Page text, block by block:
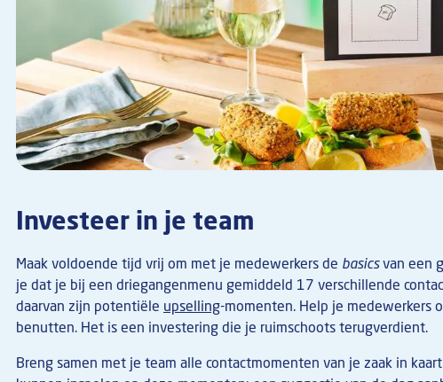
Investeer in je team
Maak voldoende tijd vrij om met je medewerkers de basicsvan een
je dat je bij een driegangenmenu gemiddeld 17 verschillende
daarvan zijn potentiële upselling-momenten. Help je medewerkers
benutten. Het is een investering die je ruimschoots terugverdient.
Breng samen met je team alle contactmomenten van je zaak in